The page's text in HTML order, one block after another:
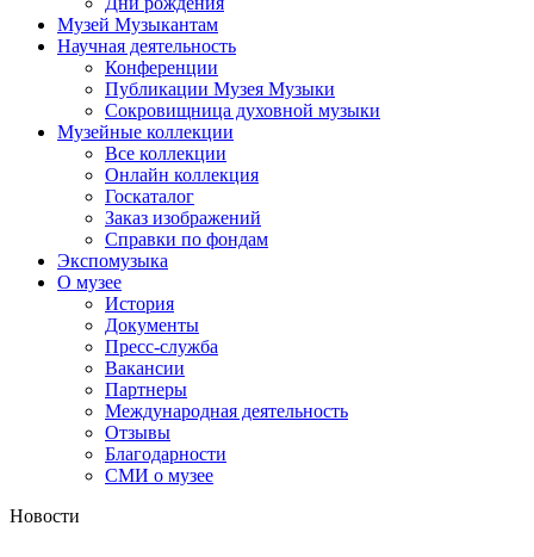
Музей Музыкантам
Научная деятельность
Конференции
Публикации Музея Музыки
Сокровищница духовной музыки
Музейные коллекции
Все коллекции
Онлайн коллекция
Госкаталог
Заказ изображений
Справки по фондам
Экспомузыка
О музее
История
Документы
Пресс-служба
Вакансии
Партнеры
Международная деятельность
Отзывы
Благодарности
СМИ о музее
Новости